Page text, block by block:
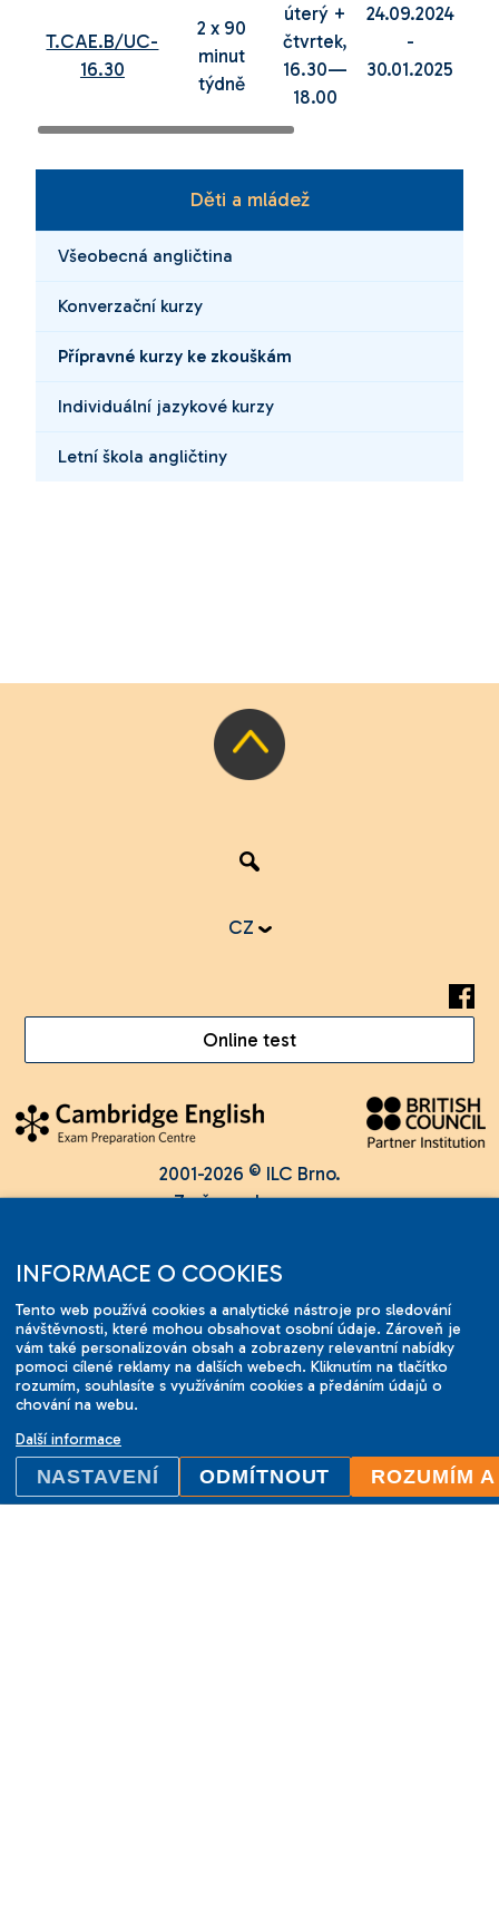
T.CAE.B/UC-
16.30
2 x 90
minut
týdně
úterý +
čtvrtek,
16.30—
18.00
24.09.2024
-
30.01.2025
Děti a mládež
Všeobecná angličtina
Konverzační kurzy
Přípravné kurzy ke zkouškám
Individuální jazykové kurzy
Letní škola angličtiny
CZ
Online test
2001-2026 © ILC Brno.
Změny vyhrazeny.
INFORMACE O COOKIES
Tento web používá cookies a analytické nástroje pro sledování
návštěvnosti, které mohou obsahovat osobní údaje. Zároveň je
vám také personalizován obsah a zobrazeny relevantní nabídky
pomoci cílené reklamy na dalších webech. Kliknutím na tlačítko
rozumím, souhlasíte s využíváním cookies a předáním údajů o
chování na webu.
Další informace
NASTAVENÍ ODMÍTNOUT ROZUMÍM